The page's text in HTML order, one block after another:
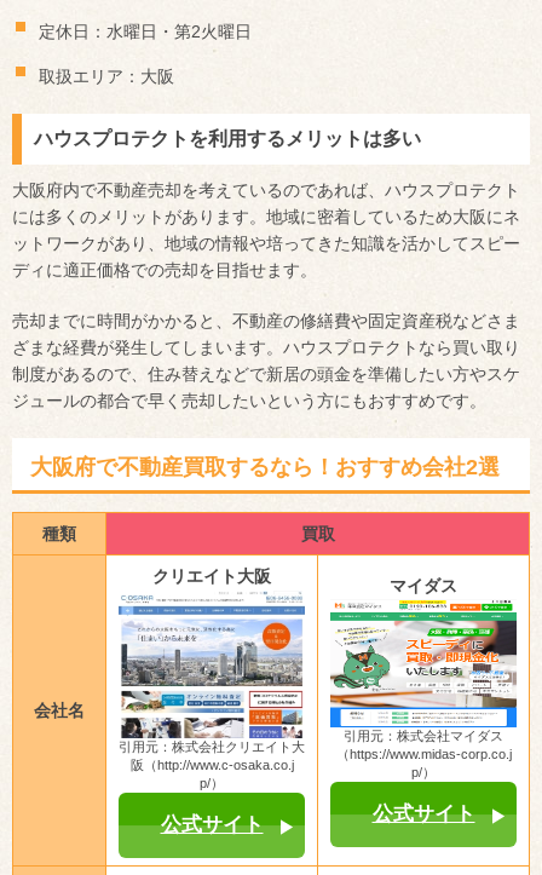
定休日：水曜日・第2火曜日
取扱エリア：大阪
ハウスプロテクトを利用するメリットは多い
大阪府内で不動産売却を考えているのであれば、ハウスプロテクト
には多くのメリットがあります。地域に密着しているため大阪にネ
ットワークがあり、地域の情報や培ってきた知識を活かしてスピー
ディに適正価格での売却を目指せます。
売却までに時間がかかると、不動産の修繕費や固定資産税などさま
ざまな経費が発生してしまいます。ハウスプロテクトなら買い取り
制度があるので、住み替えなどで新居の頭金を準備したい方やスケ
ジュールの都合で早く売却したいという方にもおすすめです。
大阪府で不動産買取するなら！おすすめ会社2選
種類 買取
会社名
クリエイト大阪
引用元：株式会社クリエイト大
阪（http://www.c-osaka.co.j
p/）
公式サイト
マイダス
引用元：株式会社マイダス
（https://www.midas-corp.co.j
p/）
公式サイト